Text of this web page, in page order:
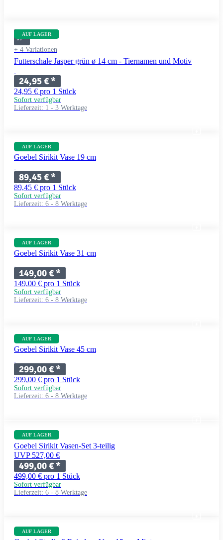
AUF LAGER
+ 4 Variationen
Futterschale Jasper grün ø 14 cm - Tiernamen und Motiv
24,95 €*
24,95 € pro 1 Stück
Sofort verfügbar
Lieferzeit: 1 - 3 Werktage
AUF LAGER
Goebel Sirikit Vase 19 cm
89,45 €*
89,45 € pro 1 Stück
Sofort verfügbar
Lieferzeit: 6 - 8 Werktage
AUF LAGER
Goebel Sirikit Vase 31 cm
149,00 €*
149,00 € pro 1 Stück
Sofort verfügbar
Lieferzeit: 6 - 8 Werktage
AUF LAGER
Goebel Sirikit Vase 45 cm
299,00 €*
299,00 € pro 1 Stück
Sofort verfügbar
Lieferzeit: 6 - 8 Werktage
AUF LAGER
Goebel Sirikit Vasen-Set 3-teilig
UVP 527,00 €
499,00 €*
499,00 € pro 1 Stück
Sofort verfügbar
Lieferzeit: 6 - 8 Werktage
AUF LAGER